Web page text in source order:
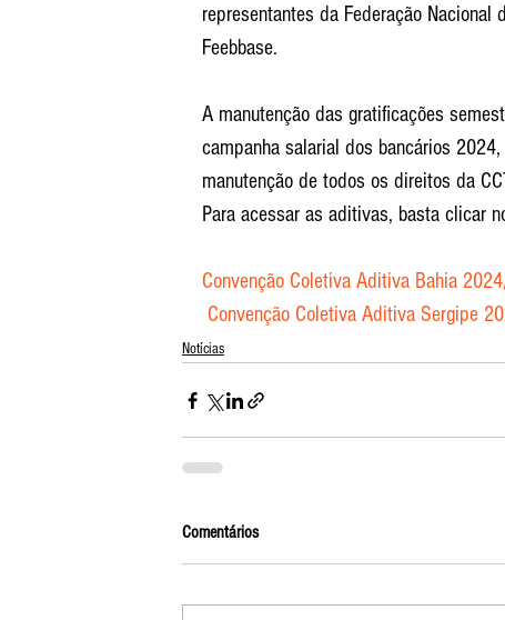
representantes da Federação
Feebbase.
A manutenção das gratificações
campanha salarial dos bancários
manutenção de todos os direitos da
Para acessar as aditivas, basta clicar
Convenção Coletiva Aditiva Bahia
Convenção Coletiva Aditiva Sergipe
Notícias
Comentários